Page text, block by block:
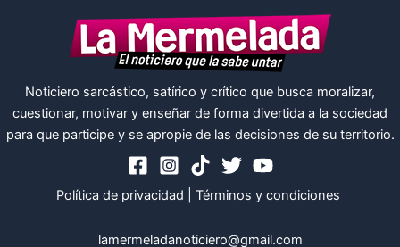
Noticiero sarcástico, satírico y crítico que busca moralizar,
cuestionar, motivar y enseñar de forma divertida a la sociedad
para que participe y se apropie de las decisiones de su territorio.
Política de privacidad Términos y condiciones
lamermeladanoticiero@gmail.com